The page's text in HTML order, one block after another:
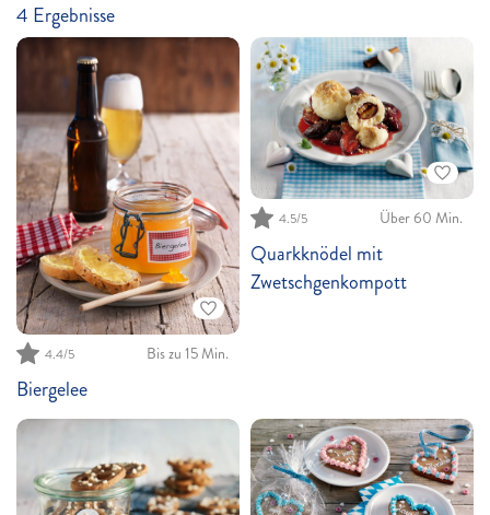
4 Ergebnisse
4.4/5 Bis zu 15 Min.
Biergelee
4.5/5 Über 60 Min.
Quarkknödel mit
Zwetschgenkompott